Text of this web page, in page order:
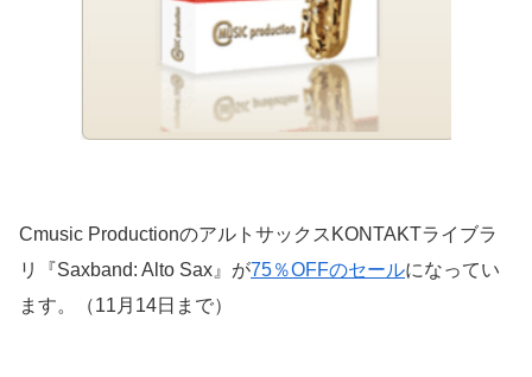
Cmusic ProductionのアルトサックスKONTAKTライブラ
リ『Saxband: Alto Sax』が75％OFFのセールになってい
ます。（11月14日まで）